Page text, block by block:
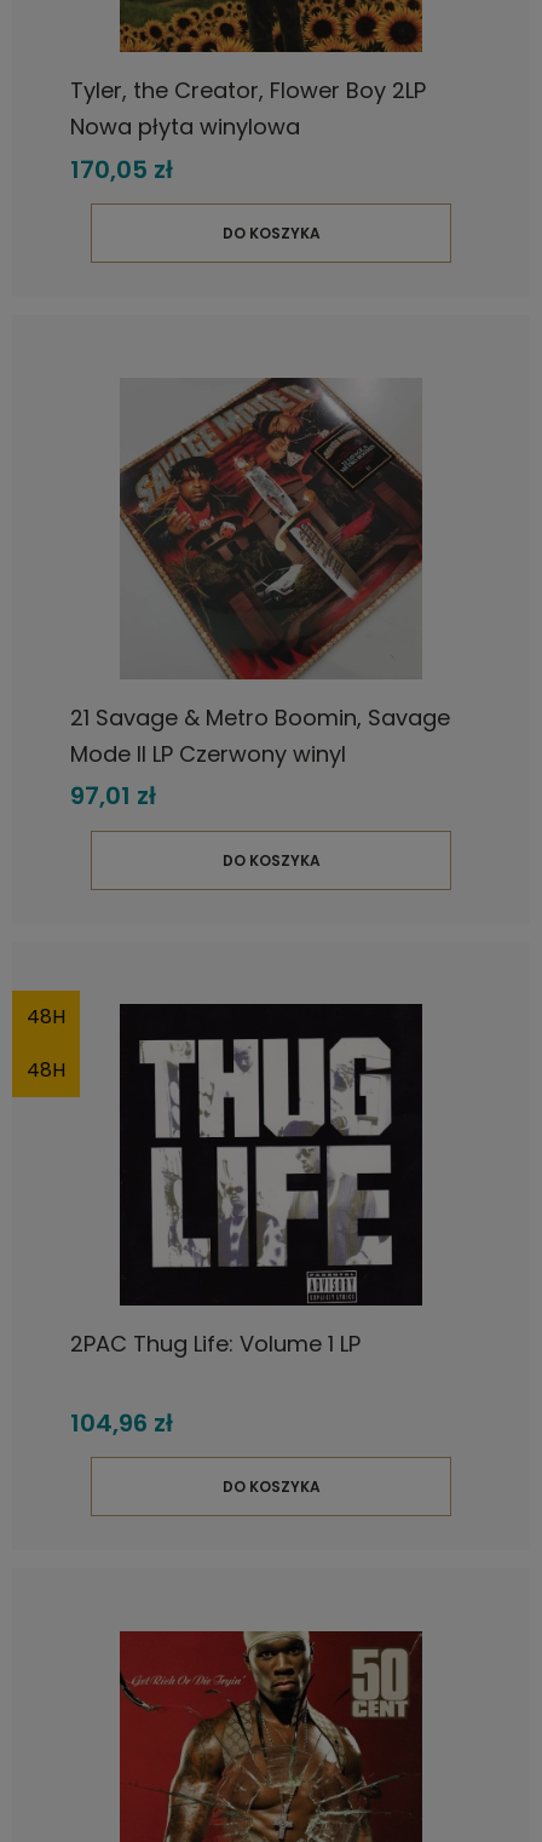
Tyler, the Creator, Flower Boy 2LP
Nowa płyta winylowa
170,05 zł
DO KOSZYKA
21 Savage & Metro Boomin, Savage
Mode II LP Czerwony winyl
97,01 zł
DO KOSZYKA
2PAC Thug Life: Volume 1 LP
104,96 zł
DO KOSZYKA
48H
48H